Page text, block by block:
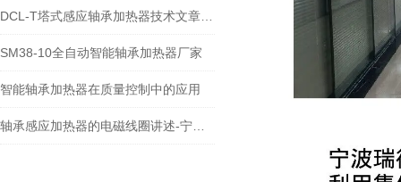
SM38-10全自动智能轴承加热器厂家
智能轴承加热器在质量控制中的应用